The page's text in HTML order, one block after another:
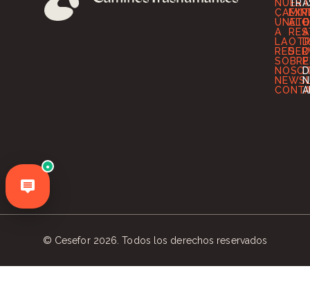
ÚNETE
A
LA
RED
SOBRE
●
© Cesefor 2026. Todos los derechos reservados